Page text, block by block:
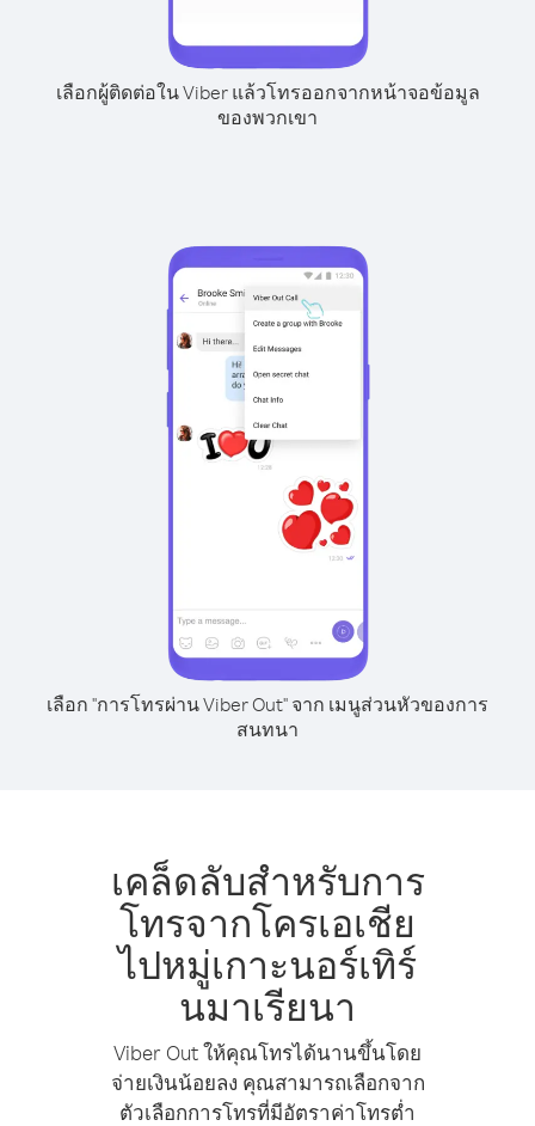
เลือกผู้ติดต่อใน Viber แล้วโทรออกจากหน้าจอข้อมูล
ของพวกเขา
เลือก "การโทรผ่าน Viber Out" จาก เมนูส่วนหัวของการ
สนทนา
เคล็ดลับสำหรับการ
โทรจากโครเอเชีย
ไปหมู่เกาะนอร์เทิร์
นมาเรียนา
Viber Out ให้คุณโทรได้นานขึ้นโดย
จ่ายเงินน้อยลง คุณสามารถเลือกจาก
ตัวเลือกการโทรที่มีอัตราค่าโทรต่ำ